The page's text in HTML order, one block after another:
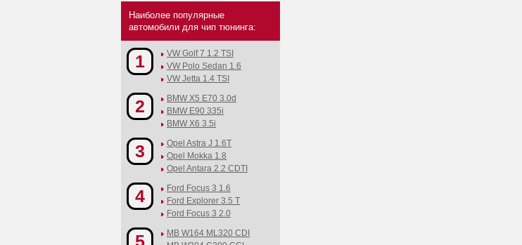
Наиболее популярные
автомобили для чип тюнинга:
1
VW Golf 7 1.2 TSI
VW Polo Sedan 1.6
VW Jetta 1.4 TSI
2
BMW X5 E70 3.0d
BMW E90 335i
BMW X6 3.5i
3
Opel Astra J 1.6T
Opel Mokka 1.8
Opel Antara 2.2 CDTI
4
Ford Focus 3 1.6
Ford Explorer 3.5 T
Ford Focus 3 2.0
5
MB W164 ML320 CDI